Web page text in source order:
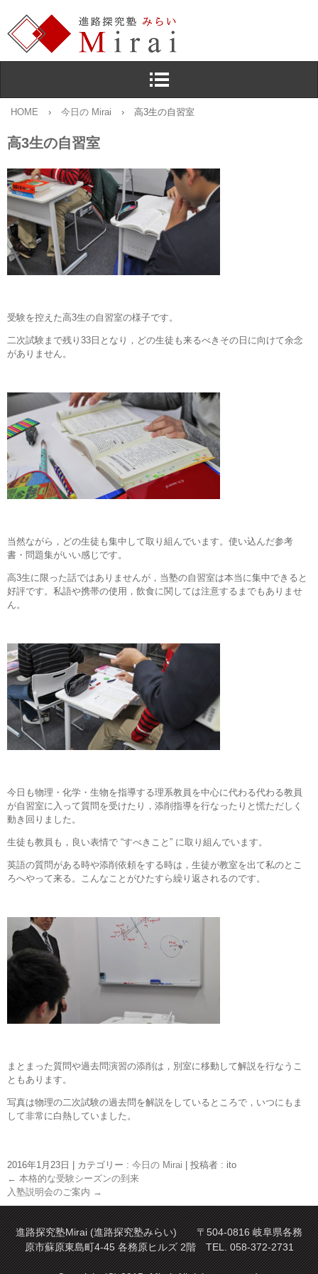
HOME › 今日の Mirai › 高3生の自習室
高3生の自習室
受験を控えた高3生の自習室の様子です。
二次試験まで残り33日となり，どの生徒も来るべきその日に向けて余念
がありません。
当然ながら，どの生徒も集中して取り組んでいます。使い込んだ参考
書・問題集がいい感じです。
高3生に限った話ではありませんが，当塾の自習室は本当に集中できると
好評です。私語や携帯の使用，飲食に関しては注意するまでもありませ
ん。
今日も物理・化学・生物を指導する理系教員を中心に代わる代わる教員
が自習室に入って質問を受けたり，添削指導を行なったりと慌ただしく
動き回りました。
生徒も教員も，良い表情で “すべきこと” に取り組んでいます。
英語の質問がある時や添削依頼をする時は，生徒が教室を出て私のとこ
ろへやって来る。こんなことがひたすら繰り返されるのです。
まとまった質問や過去問演習の添削は，別室に移動して解説を行なうこ
ともあります。
写真は物理の二次試験の過去問を解説をしているところで，いつにもま
して非常に白熱していました。
2016年1月23日 カテゴリー : 今日の Mirai
投稿者 : ito
← 本格的な受験シーズンの到来
入塾説明会のご案内 →
進路探究塾Mirai (進路探究塾みらい) 〒504-0816 岐阜県各務
原市蘇原東島町4-45 各務原ヒルズ 2階 TEL. 058-372-2731